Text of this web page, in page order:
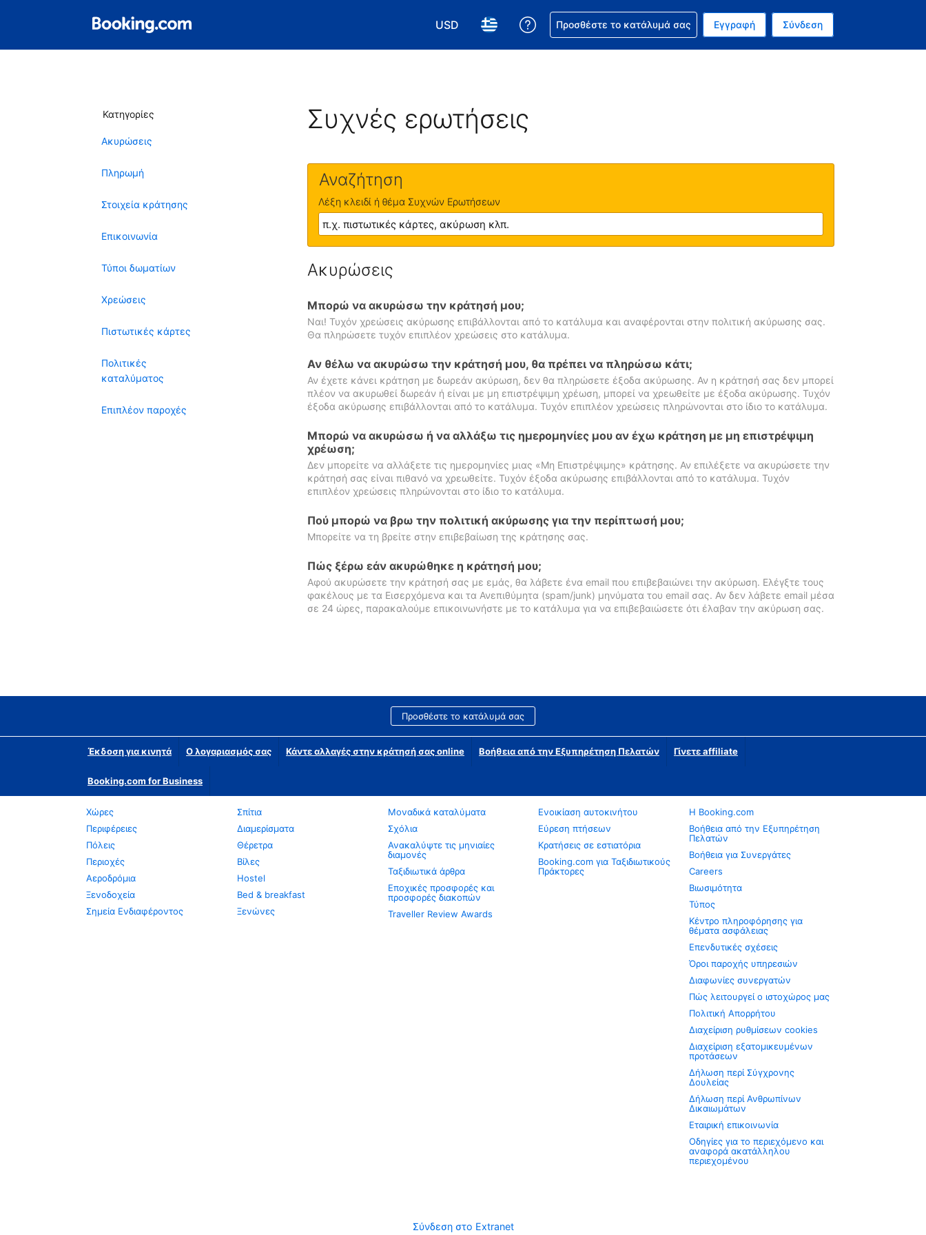
USD
Επιλέξτε το νόμισμά σας. Το τωρινό σας νόμισμα είναι Δολάριο Η.Π.Α.
Επιλέξτε τη γλώσσα σας. Η τωρινή σας γλώσσα είναι τα Ελληνικά
Βοήθεια για την κράτησή σας
Προσθέστε το κατάλυμά σας Εγγραφή Σύνδεση
Κατηγορίες
Ακυρώσεις
Πληρωμή
Στοιχεία κράτησης
Επικοινωνία
Τύποι δωματίων
Χρεώσεις
Πιστωτικές κάρτες
Πολιτικές
καταλύματος
Επιπλέον παροχές
Συχνές ερωτήσεις
Αναζήτηση
Λέξη κλειδί ή θέμα Συχνών Ερωτήσεων
Ακυρώσεις
Μπορώ να ακυρώσω την κράτησή μου;
Ναι! Τυχόν χρεώσεις ακύρωσης επιβάλλονται από το κατάλυμα και αναφέρονται στην πολιτική ακύρωσης σας.
Θα πληρώσετε τυχόν επιπλέον χρεώσεις στο κατάλυμα.
Αν θέλω να ακυρώσω την κράτησή μου, θα πρέπει να πληρώσω κάτι;
Αν έχετε κάνει κράτηση με δωρεάν ακύρωση, δεν θα πληρώσετε έξοδα ακύρωσης. Αν η κράτησή σας δεν μπορεί
πλέον να ακυρωθεί δωρεάν ή είναι με μη επιστρέψιμη χρέωση, μπορεί να χρεωθείτε με έξοδα ακύρωσης. Τυχόν
έξοδα ακύρωσης επιβάλλονται από το κατάλυμα. Τυχόν επιπλέον χρεώσεις πληρώνονται στο ίδιο το κατάλυμα.
Μπορώ να ακυρώσω ή να αλλάξω τις ημερομηνίες μου αν έχω κράτηση με μη επιστρέψιμη
χρέωση;
Δεν μπορείτε να αλλάξετε τις ημερομηνίες μιας «Μη Επιστρέψιμης» κράτησης. Αν επιλέξετε να ακυρώσετε την
κράτησή σας είναι πιθανό να χρεωθείτε. Τυχόν έξοδα ακύρωσης επιβάλλονται από το κατάλυμα. Τυχόν
επιπλέον χρεώσεις πληρώνονται στο ίδιο το κατάλυμα.
Πού μπορώ να βρω την πολιτική ακύρωσης για την περίπτωσή μου;
Μπορείτε να τη βρείτε στην επιβεβαίωση της κράτησης σας.
Πώς ξέρω εάν ακυρώθηκε η κράτησή μου;
Αφού ακυρώσετε την κράτησή σας με εμάς, θα λάβετε ένα email που επιβεβαιώνει την ακύρωση. Ελέγξτε τους
φακέλους με τα Εισερχόμενα και τα Ανεπιθύμητα (spam/junk) μηνύματα του email σας. Αν δεν λάβετε email μέσα
σε 24 ώρες, παρακαλούμε επικοινωνήστε με το κατάλυμα για να επιβεβαιώσετε ότι έλαβαν την ακύρωση σας.
Προσθέστε το κατάλυμά σας
Έκδοση για κινητά Ο λογαριασμός σας Κάντε αλλαγές στην κράτησή σας online Βοήθεια από την Εξυπηρέτηση Πελατών Γίνετε affiliate
Booking.com for Business
Χώρες
Περιφέρειες
Πόλεις
Περιοχές
Αεροδρόμια
Ξενοδοχεία
Σημεία Ενδιαφέροντος
Σπίτια
Διαμερίσματα
Θέρετρα
Βίλες
Hostel
Bed & breakfast
Ξενώνες
Μοναδικά καταλύματα
Σχόλια
Ανακαλύψτε τις μηνιαίες
διαμονές
Ταξιδιωτικά άρθρα
Εποχικές προσφορές και
προσφορές διακοπών
Traveller Review Awards
Ενοικίαση αυτοκινήτου
Εύρεση πτήσεων
Κρατήσεις σε εστιατόρια
Booking.com για Ταξιδιωτικούς
Πράκτορες
Η Booking.com
Βοήθεια από την Εξυπηρέτηση
Πελατών
Βοήθεια για Συνεργάτες
Careers
Βιωσιμότητα
Τύπος
Κέντρο πληροφόρησης για
θέματα ασφάλειας
Επενδυτικές σχέσεις
Όροι παροχής υπηρεσιών
Διαφωνίες συνεργατών
Πώς λειτουργεί ο ιστοχώρος μας
Πολιτική Απορρήτου
Διαχείριση ρυθμίσεων cookies
Διαχείριση εξατομικευμένων
προτάσεων
Δήλωση περί Σύγχρονης
Δουλείας
Δήλωση περί Ανθρωπίνων
Δικαιωμάτων
Εταιρική επικοινωνία
Οδηγίες για το περιεχόμενο και
αναφορά ακατάλληλου
περιεχομένου
Σύνδεση στο Extranet